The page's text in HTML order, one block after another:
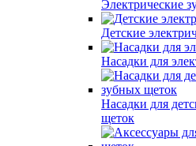
Электрические
Детские
Насадки для
Насадки для
щеток